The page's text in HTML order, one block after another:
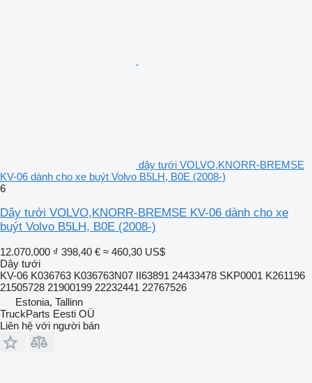
dây tưới VOLVO,KNORR-BREMSE
KV-06 dành cho xe buýt Volvo B5LH, B0E (2008-)
6
Dây tưới VOLVO,KNORR-BREMSE KV-06 dành cho xe
buýt Volvo B5LH, B0E (2008-)
12.070.000 ₫ 398,40 € ≈ 460,30 US$
Dây tưới
KV-06 K036763 K036763N07 II63891 24433478 SKP0001 K261196
21505728 21900199 22232441 22767526
Estonia, Tallinn
TruckParts Eesti OÜ
Liên hệ với người bán